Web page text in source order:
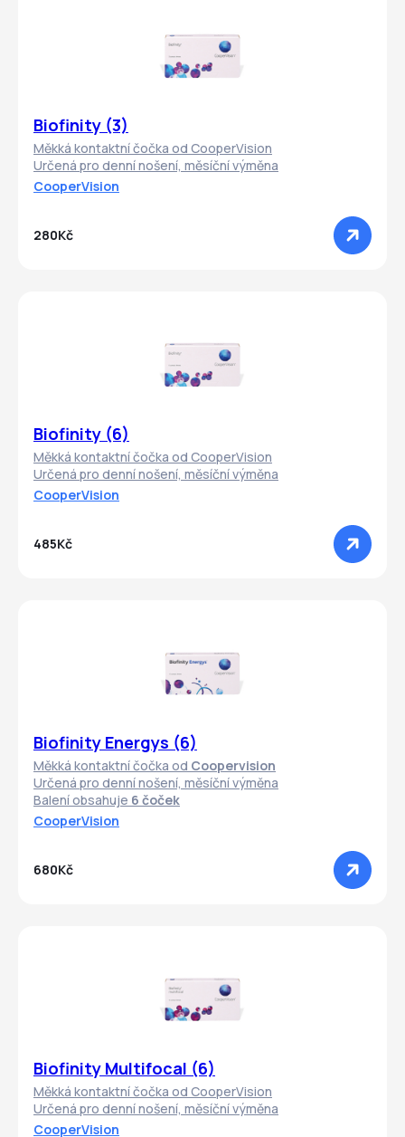
Biofinity (3)
Měkká kontaktní čočka od CooperVision
Určená pro denní nošení, měsíční výměna
CooperVision
280Kč
Biofinity (6)
Měkká kontaktní čočka od CooperVision
Určená pro denní nošení, měsíční výměna
CooperVision
485Kč
Biofinity Energys (6)
Měkká kontaktní čočka od Coopervision
Určená pro denní nošení, měsíční výměna
Balení obsahuje 6 čoček
CooperVision
680Kč
Biofinity Multifocal (6)
Měkká kontaktní čočka od CooperVision
Určená pro denní nošení, měsíční výměna
CooperVision